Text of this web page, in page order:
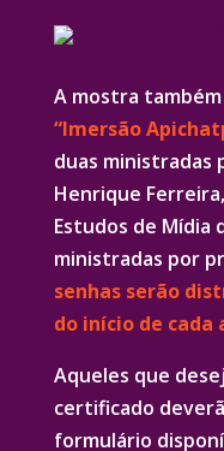
A mostra
“Imersão
duas ministradas
Henrique
Estudos de Mídia
ministradas por
senhas serão
do início de cada
Aqueles que
certificado
formulário